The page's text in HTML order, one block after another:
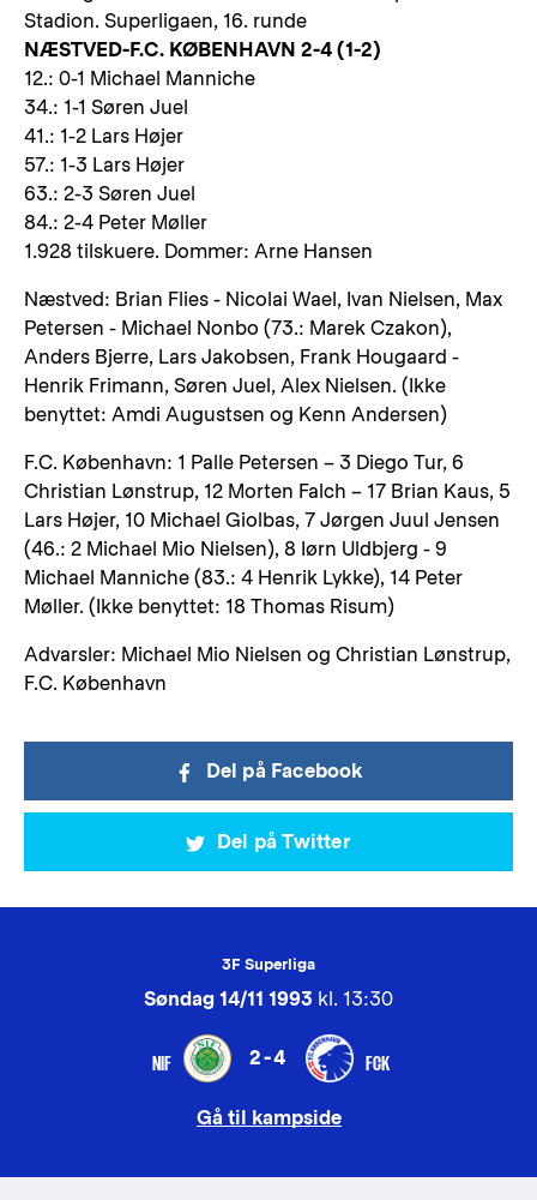
Stadion. Superligaen, 16. runde
NÆSTVED-F.C. KØBENHAVN 2-4 (1-2)
12.: 0-1 Michael Manniche
34.: 1-1 Søren Juel
41.: 1-2 Lars Højer
57.: 1-3 Lars Højer
63.: 2-3 Søren Juel
84.: 2-4 Peter Møller
1.928 tilskuere. Dommer: Arne Hansen
Næstved: Brian Flies - Nicolai Wael, Ivan Nielsen, Max
Petersen - Michael Nonbo (73.: Marek Czakon),
Anders Bjerre, Lars Jakobsen, Frank Hougaard -
Henrik Frimann, Søren Juel, Alex Nielsen. (Ikke
benyttet: Amdi Augustsen og Kenn Andersen)
F.C. København: 1 Palle Petersen – 3 Diego Tur, 6
Christian Lønstrup, 12 Morten Falch – 17 Brian Kaus, 5
Lars Højer, 10 Michael Giolbas, 7 Jørgen Juul Jensen
(46.: 2 Michael Mio Nielsen), 8 Iørn Uldbjerg - 9
Michael Manniche (83.: 4 Henrik Lykke), 14 Peter
Møller. (Ikke benyttet: 18 Thomas Risum)
Advarsler: Michael Mio Nielsen og Christian Lønstrup,
F.C. København
Del på Facebook
Del på Twitter
3F Superliga
Søndag 14/11 1993 kl. 13:30
NIF 2-4 FCK
Gå til kampside